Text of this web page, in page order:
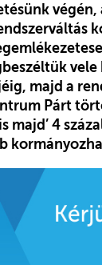
majd a
Párt
majd’ 4